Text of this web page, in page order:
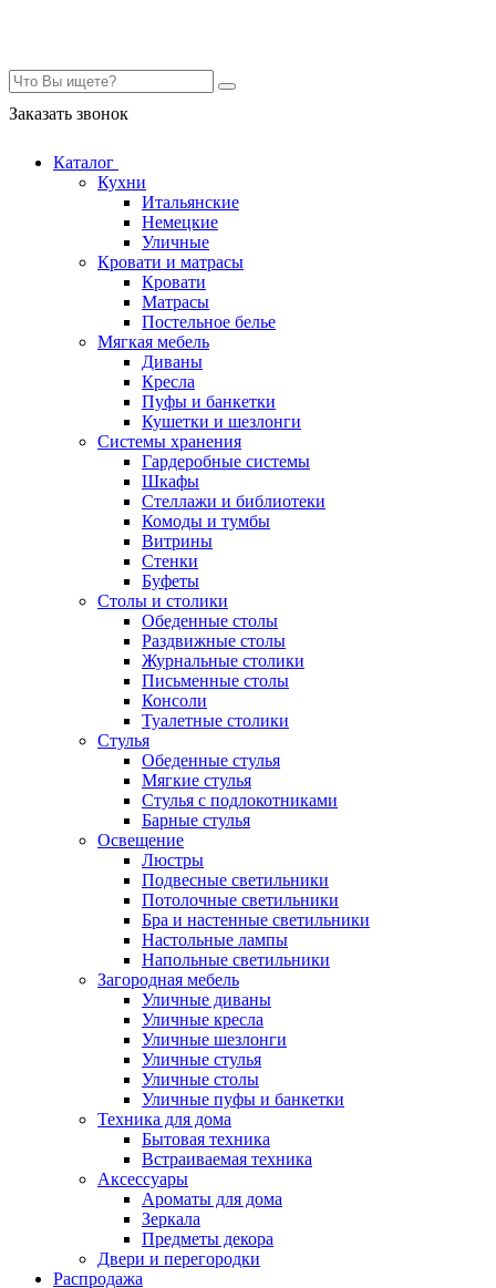
Заказать звонок
Каталог
Кухни
Итальянские
Немецкие
Уличные
Кровати и матрасы
Кровати
Матрасы
Постельное белье
Мягкая мебель
Диваны
Кресла
Пуфы и банкетки
Кушетки и шезлонги
Системы хранения
Гардеробные системы
Шкафы
Стеллажи и библиотеки
Комоды и тумбы
Витрины
Стенки
Буфеты
Столы и столики
Обеденные столы
Раздвижные столы
Журнальные столики
Письменные столы
Консоли
Туалетные столики
Стулья
Обеденные стулья
Мягкие стулья
Стулья с подлокотниками
Барные стулья
Освещение
Люстры
Подвесные светильники
Потолочные светильники
Бра и настенные светильники
Настольные лампы
Напольные светильники
Загородная мебель
Уличные диваны
Уличные кресла
Уличные шезлонги
Уличные стулья
Уличные столы
Уличные пуфы и банкетки
Техника для дома
Бытовая техника
Встраиваемая техника
Аксессуары
Ароматы для дома
Зеркала
Предметы декора
Двери и перегородки
Распродажа